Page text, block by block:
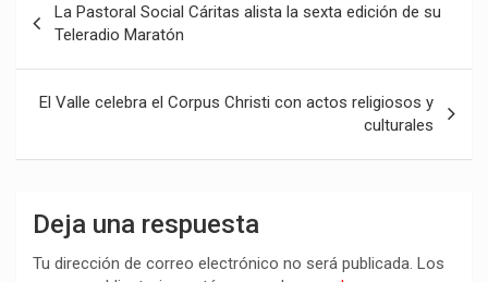
de
entradas
La Pastoral Social Cáritas alista la sexta edición de su
Teleradio Maratón
El Valle celebra el Corpus Christi con actos religiosos y
culturales
Deja una respuesta
Tu dirección de correo electrónico no será publicada. Los